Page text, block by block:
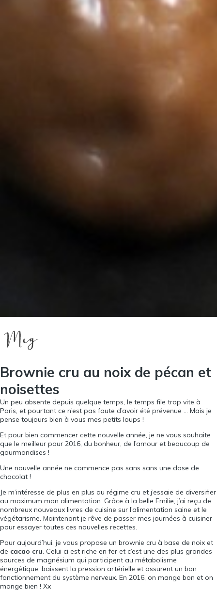
Brownie cru au noix de pécan et
noisettes
Un peu absente depuis quelque temps, le temps file trop vite à
Paris, et pourtant ce n’est pas faute d’avoir été prévenue … Mais je
pense toujours bien à vous mes petits loups !
Et pour bien commencer cette nouvelle année, je ne vous souhaite
que le meilleur pour 2016, du bonheur, de l’amour et beaucoup de
gourmandises !
Une nouvelle année ne commence pas sans sans une dose de
chocolat !
Je m’intéresse de plus en plus au régime cru et j’essaie de diversifier
au maximum mon alimentation. Grâce à la belle Emilie, j’ai reçu de
nombreux nouveaux livres de cuisine sur l’alimentation saine et le
végétarisme. Maintenant je rêve de passer mes journées à cuisiner
pour essayer toutes ces nouvelles recettes.
Pour aujourd’hui, je vous propose un brownie cru à base de noix et
de cacao cru. Celui ci est riche en fer et c’est une des plus grandes
sources de magnésium qui participent au métabolisme
énergétique, baissent la pression artérielle et assurent un bon
fonctionnement du système nerveux. En 2016, on mange bon et on
mange bien ! Xx